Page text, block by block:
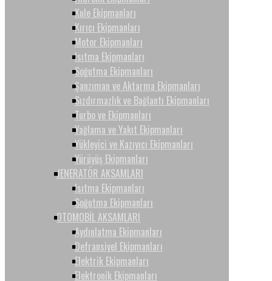
Kule Ekipmanları
Kırıcı Ekipmanları
Motor Ekipmanları
Isıtma Ekipmanları
Soğutma Ekipmanları
Şanzıman ve Aktarma Ekipmanları
Sızdırmazlık ve Bağlantı Ekipmanları
Turbo ve Ekipmanları
Yağlama ve Yakıt Ekipmanları
Yükleyici ve Kazıyıcı Ekipmanları
Yürüyüş Ekipmanları
JENERATÖR AKSAMLARI
Isıtma Ekipmanları
Soğutma Ekipmanları
OTOMOBİL AKSAMLARI
Aydınlatma Ekipmanları
Defransiyel Ekipmanları
Elektrik Ekipmanları
Elektronik Ekipmanları